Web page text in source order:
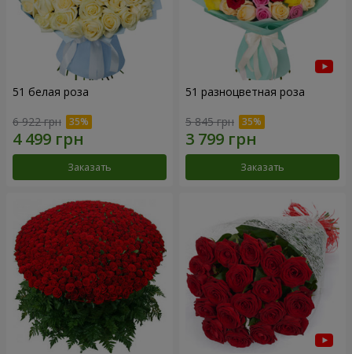
51 белая роза
6 922 грн
Заказать
51 разноцветная роза
5 845 грн
Заказать